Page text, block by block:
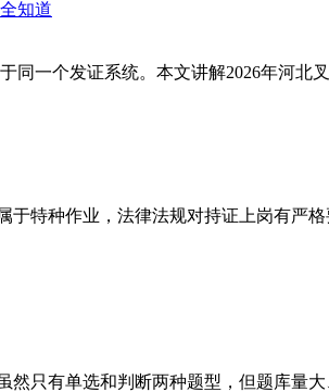
一个发证系统。本文讲解2026年河北
特种作业，法律法规对持证上岗有严
只有单选和判断两种题型，但题库量